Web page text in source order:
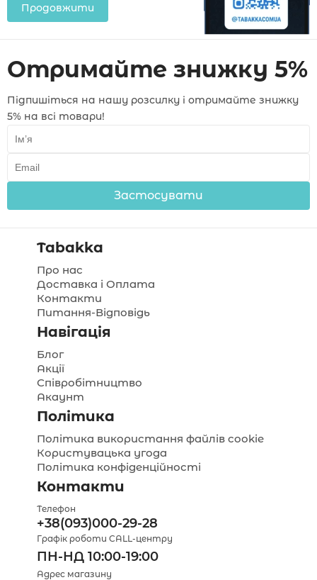
Продовжити
Отримайте знижку 5%
Підпишіться на нашу розсилку і отримайте знижку
5% на всі товари!
Застосувати
Tabakka
Про нас
Доставка і Оплата
Контакти
Питання-Відповідь
Навігація
Блог
Акції
Співробітництво
Акаунт
Політика
Політика використання файлів cookie
Користувацька угода
Політика конфіденційності
Контакти
Телефон
+38(093)000-29-28
Графік роботи CALL-центру
ПН-НД 10:00-19:00
Адрес магазину